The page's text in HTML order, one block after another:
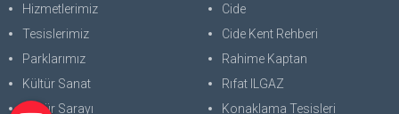
Hizmetlerimiz
Tesislerimiz
Parklarımız
Kültür Sanat
Kültür Sarayı
Cide
Cide Kent Rehberi
Rahime Kaptan
Rıfat ILGAZ
Konaklama Tesisleri